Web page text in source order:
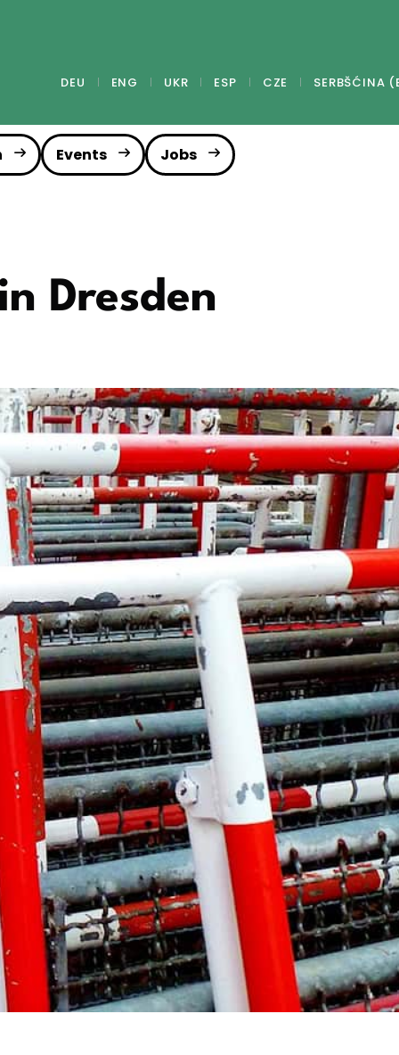
DEU ENG UKR ESP CZE SERBŠĆINA
Events Jobs
Dresden